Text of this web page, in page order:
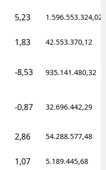
5,23 1.596.553.324,02
1,83 42.553.370,12
-8,53 935.141.480,32
-0,87 32.696.442,29
2,86 54.288.577,48
1,07 5.189.445,68